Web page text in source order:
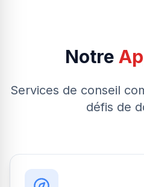
Notre
Services de conseil
défis de